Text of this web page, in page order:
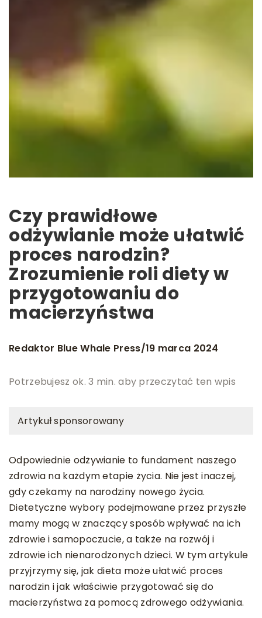
Czy prawidłowe
odżywianie może ułatwić
proces narodzin?
Zrozumienie roli diety w
przygotowaniu do
macierzyństwa
Redaktor Blue Whale Press/19 marca 2024
Potrzebujesz ok. 3 min. aby przeczytać ten wpis
Artykuł sponsorowany
Odpowiednie odżywianie to fundament naszego
zdrowia na każdym etapie życia. Nie jest inaczej,
gdy czekamy na narodziny nowego życia.
Dietetyczne wybory podejmowane przez przyszłe
mamy mogą w znaczący sposób wpływać na ich
zdrowie i samopoczucie, a także na rozwój i
zdrowie ich nienarodzonych dzieci. W tym artykule
przyjrzymy się, jak dieta może ułatwić proces
narodzin i jak właściwie przygotować się do
macierzyństwa za pomocą zdrowego odżywiania.